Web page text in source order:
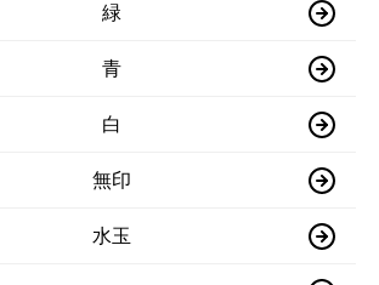
緑
青
白
無印
水玉